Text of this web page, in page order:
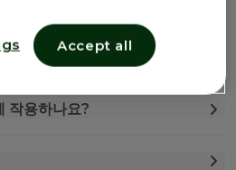
정보
작용하나요?
Accept all